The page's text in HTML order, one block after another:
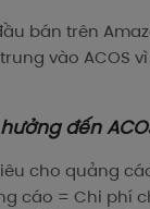
bán trên
vào ACOS
đến
cho quảng
cáo = Chi phí